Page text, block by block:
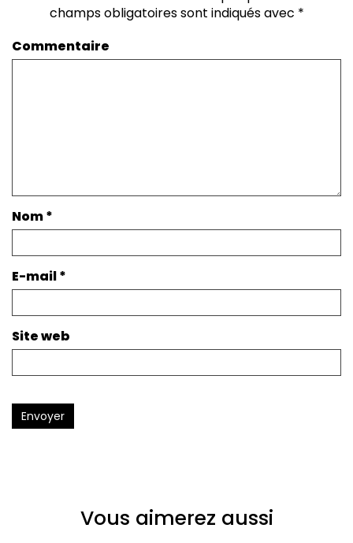
champs obligatoires sont indiqués avec *
Commentaire
Nom*
E-mail*
Site web
Envoyer
Vous aimerez aussi